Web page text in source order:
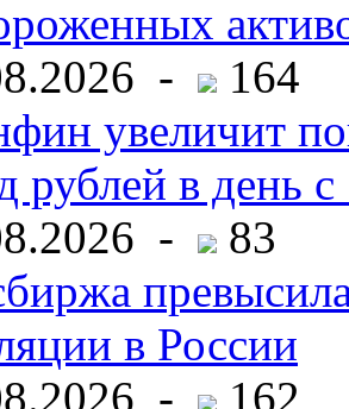
-
164
увеличит
рублей в день с
-
83
в России
-
162